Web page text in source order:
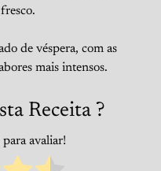
de véspera, com as
mais intensos.
Receita ?
avaliar!